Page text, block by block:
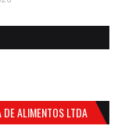
ALIMENTOS LTDA